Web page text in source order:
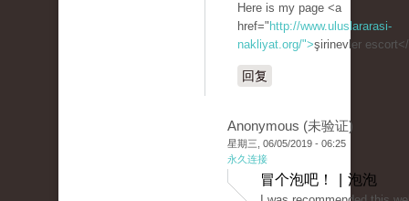
Here is my page <a
href=" http://www.uluslararasi-
nakliyat.org/">şirinevler
回复
Anonymous (未验证)
星期三, 06/05/2019 - 06:25
永久连接
冒个泡吧！ | 泡泡